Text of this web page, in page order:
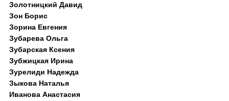
Золотницкий Давид
Зон Борис
Зорина Евгения
Зубарева Ольга
Зубарская Ксения
Зубжицкая Ирина
Зурелиди Надежда
Зыкова Наталья
Иванова Анастасия